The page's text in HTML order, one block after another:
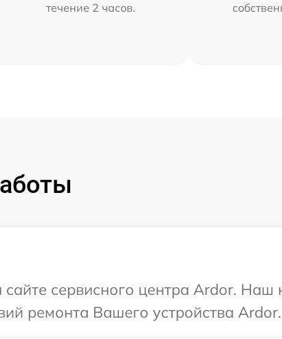
течение 2 часов.
сервисного центра Ardor. Наш
ремонта Вашего устройства Ardor.